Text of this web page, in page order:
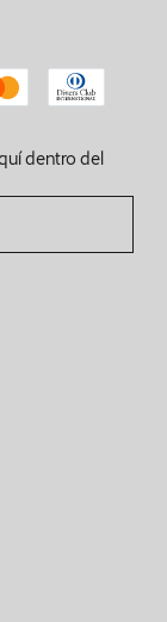
dentro del